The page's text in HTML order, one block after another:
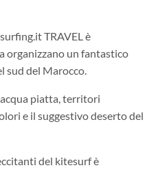
TRAVEL è
organizzano un fantastico
sud del Marocco.
piatta, territori
e il suggestivo deserto del
del kitesurf è